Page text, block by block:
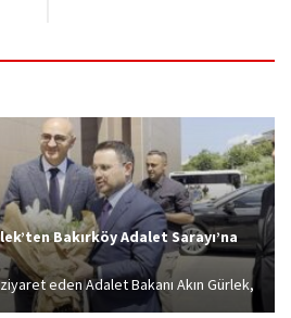
Bakırköy Adalet Sarayı’na
eden Adalet Bakanı Akın Gürlek,
Barış Duman ve başsavcı